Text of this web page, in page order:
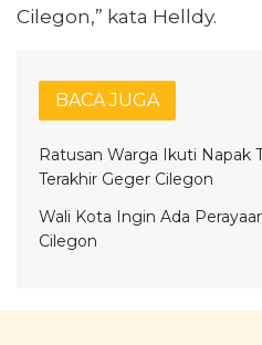
Cilegon,” kata Helldy.
BACA JUGA
Ratusan Warga Ikuti Napak
Terakhir Geger Cilegon
Wali Kota Ingin Ada
Cilegon